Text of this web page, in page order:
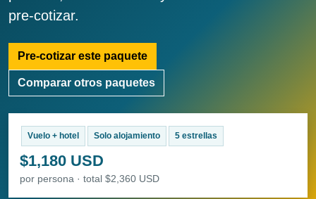
pre-cotizar.
Pre-cotizar este paquete
Comparar otros paquetes
Vuelo + hotel Solo alojamiento 5 estrellas
$1,180 USD
por persona · total $2,360 USD